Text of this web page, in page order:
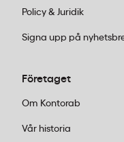
slippa
Nordic
ytan gör det
utan
utan att gå
Policy & Juridik
Signa upp på
Företaget
Om Kontorab
Vår historia